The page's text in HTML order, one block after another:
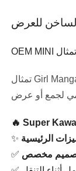
الساخن للعرض
تمثال Girl Manga الفتاة الياباني المخصص هذا هو لعبة PVC الساحرة. إنه يأتي مع عبواته الخاصة ، والتي تتميز
لجمع أو عرض